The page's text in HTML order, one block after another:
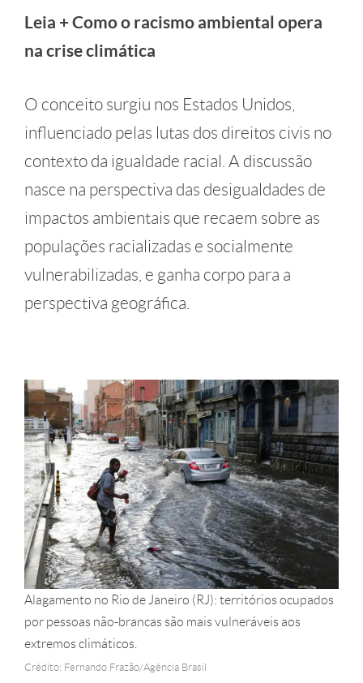
Leia + Como o racismo ambiental opera
na crise climática
O conceito surgiu nos Estados Unidos,
influenciado pelas lutas dos direitos civis no
contexto da igualdade racial. A discussão
nasce na perspectiva das desigualdades de
impactos ambientais que recaem sobre as
populações racializadas e socialmente
vulnerabilizadas, e ganha corpo para a
perspectiva geográfica.
Alagamento no Rio de Janeiro (RJ): territórios ocupados
por pessoas não-brancas são mais vulneráveis aos
extremos climáticos.
Crédito: Fernando Frazão/Agência Brasil